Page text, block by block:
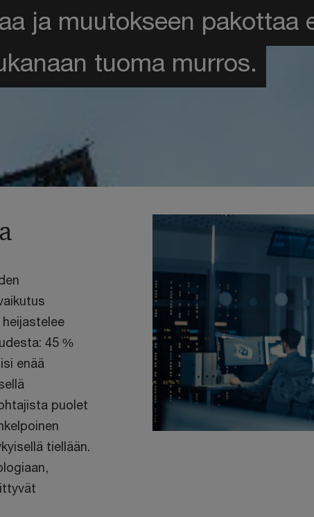
ja muutokseen pakottaa
tuoma murros.
45 %
enää
puolet
tiellään.